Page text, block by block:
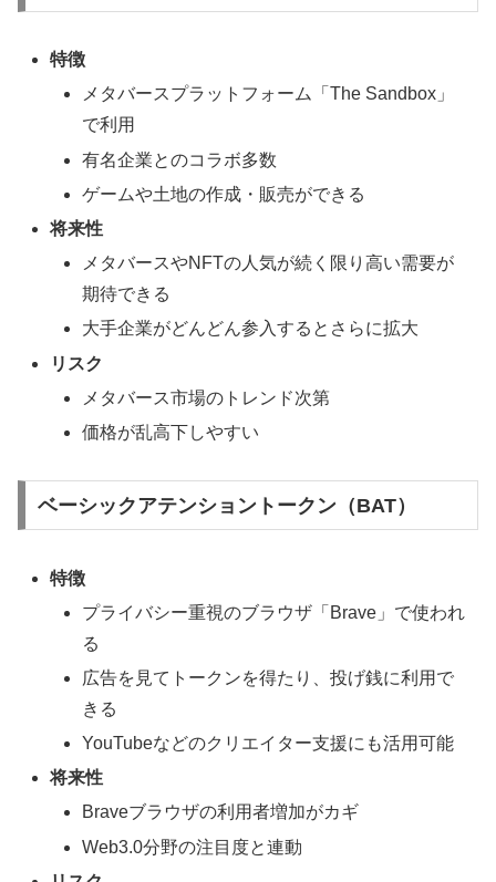
特徴
メタバースプラットフォーム「The Sandbox」
で利用
有名企業とのコラボ多数
ゲームや土地の作成・販売ができる
将来性
メタバースやNFTの人気が続く限り高い需要が
期待できる
大手企業がどんどん参入するとさらに拡大
リスク
メタバース市場のトレンド次第
価格が乱高下しやすい
ベーシックアテンショントークン（BAT）
特徴
プライバシー重視のブラウザ「Brave」で使われ
る
広告を見てトークンを得たり、投げ銭に利用で
きる
YouTubeなどのクリエイター支援にも活用可能
将来性
Braveブラウザの利用者増加がカギ
Web3.0分野の注目度と連動